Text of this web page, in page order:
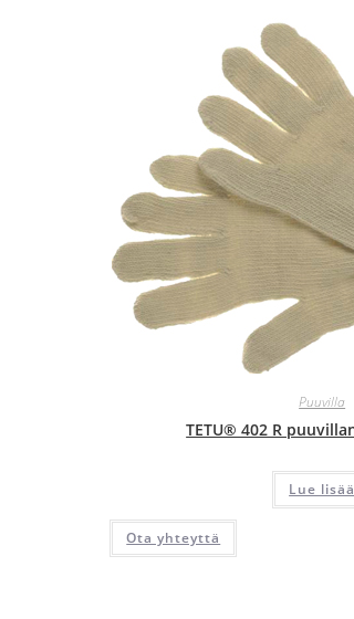
Puuvilla
TETU® 402 R
Lue lisää
Ota yhteyttä